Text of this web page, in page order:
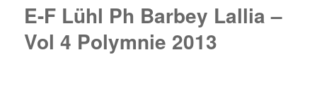
E-F Lühl Ph Barbey Lallia –
Vol 4 Polymnie 2013